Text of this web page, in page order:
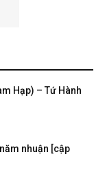
Hạp) – Tứ Hành
nhuận [cập